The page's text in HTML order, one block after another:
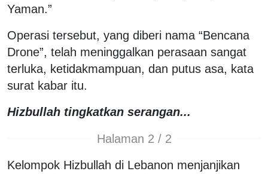
Yaman.”
Operasi tersebut, yang diberi nama “Bencana
Drone”, telah meninggalkan perasaan sangat
terluka, ketidakmampuan, dan putus asa, kata
surat kabar itu.
Hizbullah tingkatkan serangan...
Halaman 2 / 2
Kelompok Hizbullah di Lebanon menjanjikan